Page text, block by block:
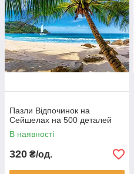
Пазли Відпочинок на
Сейшелах на 500 деталей
В наявності
320 ₴/од.